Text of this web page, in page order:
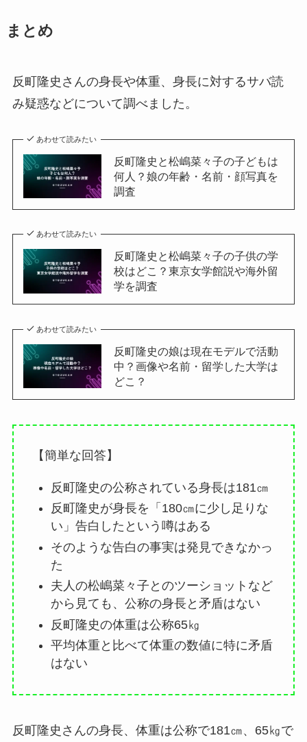
まとめ
反町隆史さんの身長や体重、身長に対するサバ読
み疑惑などについて調べました。
あわせて読みたい
反町隆史と松嶋菜々子の子どもは
何人？娘の年齢・名前・顔写真を
調査
あわせて読みたい
反町隆史と松嶋菜々子の子供の学
校はどこ？東京女学館説や海外留
学を調査
あわせて読みたい
反町隆史の娘は現在モデルで活動
中？画像や名前・留学した大学は
どこ？
【簡単な回答】
反町隆史の公称されている身長は181㎝
反町隆史が身長を「180㎝に少し足りな
い」告白したという噂はある
そのような告白の事実は発見できなかっ
た
夫人の松嶋菜々子とのツーショットなど
から見ても、公称の身長と矛盾はない
反町隆史の体重は公称65㎏
平均体重と比べて体重の数値に特に矛盾
はない
反町隆史さんの身長、体重は公称で181㎝、65㎏で